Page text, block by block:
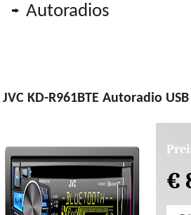
Autoradios
JVC KD-R961BTE Autoradio
€